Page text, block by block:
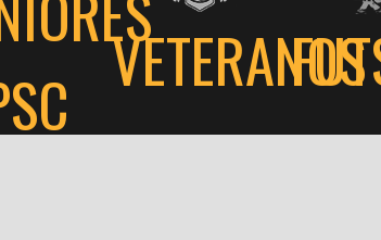
VETERANOS